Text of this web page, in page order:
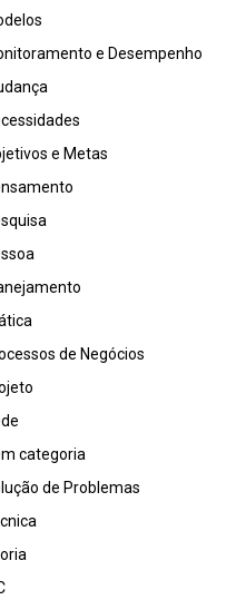
e Desempenho
e Metas
de Negócios
categoria
de Problemas